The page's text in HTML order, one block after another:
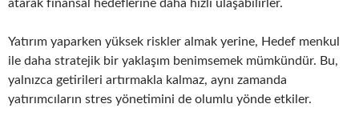
atarak finansal hedeflerine daha hızlı ulaşabilirler.
Yatırım yaparken yüksek riskler almak yerine, Hedef menkul
ile daha stratejik bir yaklaşım benimsemek mümkündür. Bu,
yalnızca getirileri artırmakla kalmaz, aynı zamanda
yatırımcıların stres yönetimini de olumlu yönde etkiler.